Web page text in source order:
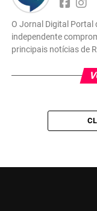
O Jornal Digital Portal
independente
principais notícias de